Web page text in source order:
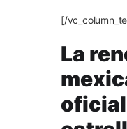
[/
La
oficial